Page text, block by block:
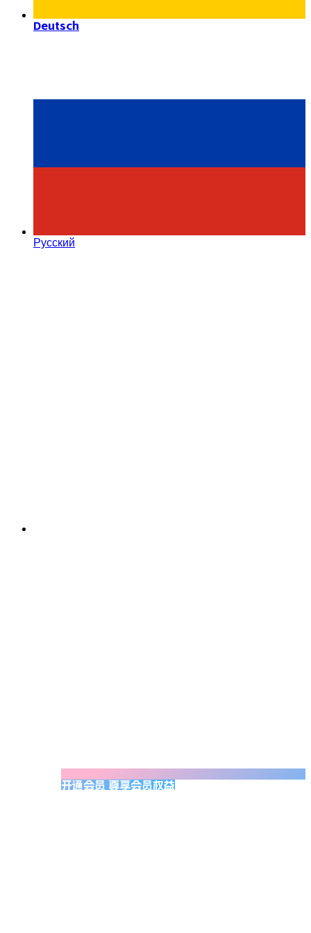
Deutsch
Русский
开通会员 尊享会员权益